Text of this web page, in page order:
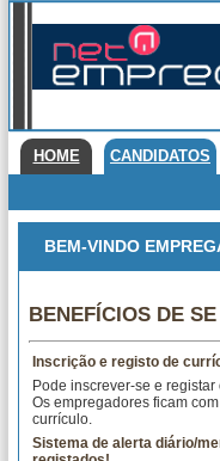
HOME CANDIDATOS
BEM-VINDO
BENEFÍCIOS DE
Inscrição e registo de
Pode inscrever-se e
Os empregadores ficam
currículo.
Sistema de alerta diário/